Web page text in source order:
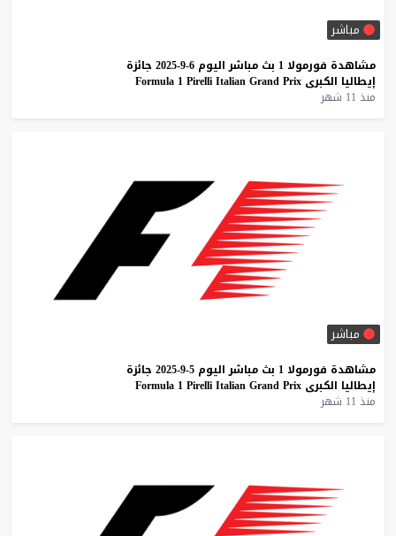
مباشر
مشاهدة فورمولا 1 بث مباشر اليوم 6-9-2025
جائزة
إيطاليا الكبرى Formula 1 Pirelli Italian Grand Prix
منذ 11 شهر
مباشر
مشاهدة فورمولا 1 بث مباشر اليوم 5-9-2025
جائزة
إيطاليا الكبرى Formula 1 Pirelli Italian Grand Prix
منذ 11 شهر